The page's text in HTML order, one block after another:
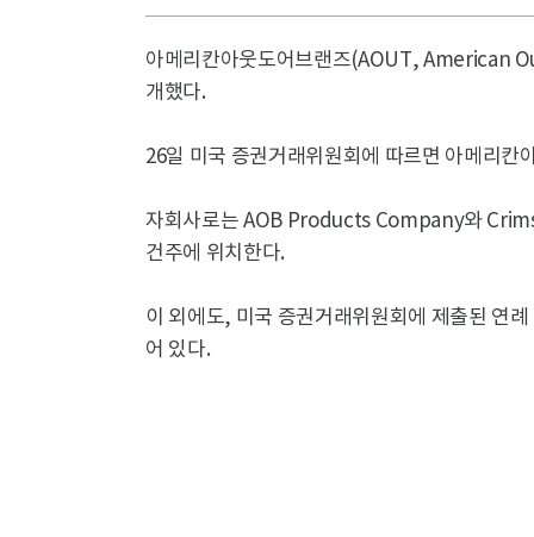
아메리칸아웃도어브랜즈(AOUT, American
개했다.
26일 미국 증권거래위원회에 따르면 아메리칸
자회사로는 AOB Products Company와
건주에 위치한다.
이 외에도, 미국 증권거래위원회에 제출된 연
어 있다.